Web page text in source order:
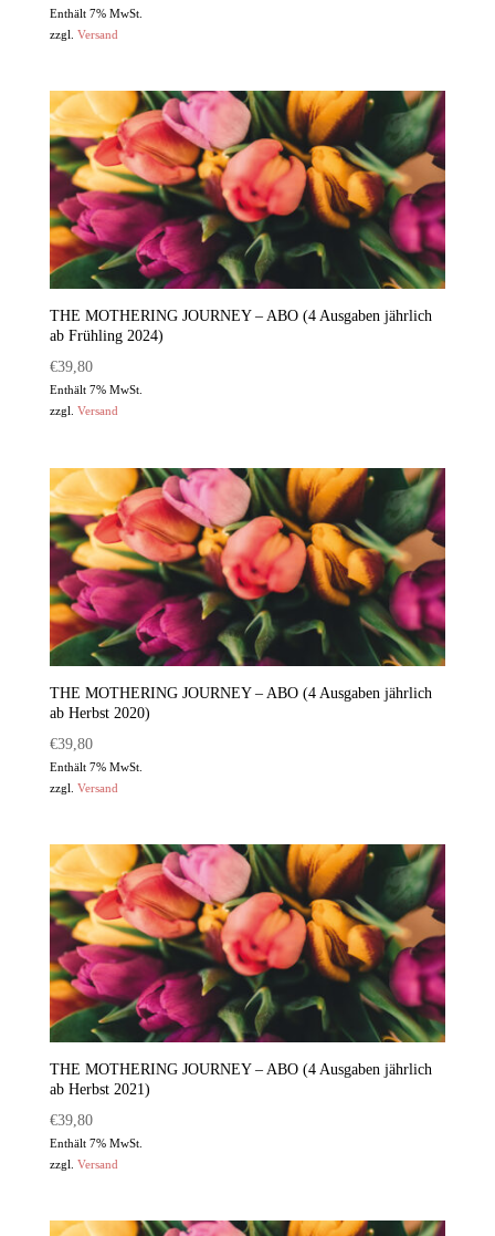
Enthält 7% MwSt.
zzgl. Versand
THE MOTHERING JOURNEY – ABO (4 Ausgaben jährlich
ab Frühling 2024)
€39,80
Enthält 7% MwSt.
zzgl. Versand
THE MOTHERING JOURNEY – ABO (4 Ausgaben jährlich
ab Herbst 2020)
€39,80
Enthält 7% MwSt.
zzgl. Versand
THE MOTHERING JOURNEY – ABO (4 Ausgaben jährlich
ab Herbst 2021)
€39,80
Enthält 7% MwSt.
zzgl. Versand